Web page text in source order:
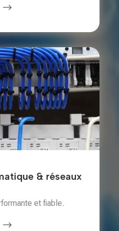
$
& réseaux
et fiable.
$